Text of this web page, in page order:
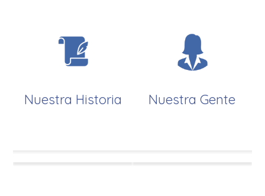
Nuestra Historia Nuestra Gente